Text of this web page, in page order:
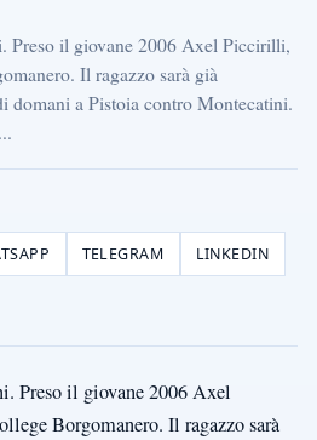
Preso il giovane 2006 Axel Piccirilli,
Il ragazzo sarà già
domani a Pistoia contro Montecatini.
TELEGRAM LINKEDIN
Preso il giovane 2006 Axel
Borgomanero. Il ragazzo sarà